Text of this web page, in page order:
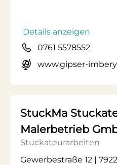
Details anzeigen
0761 5578552
www.gipser-
StuckMa
Malerbetrieb
Stuckateurarbeiten
Gewerbestraße 12 |